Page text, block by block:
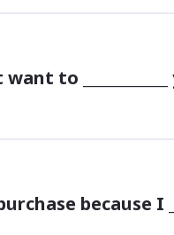
to
because I